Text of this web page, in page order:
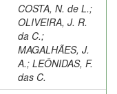
COSTA, N. de L.;
OLIVEIRA, J. R.
da C.;
MAGALHÃES, J.
A.; LEÔNIDAS, F.
das C.